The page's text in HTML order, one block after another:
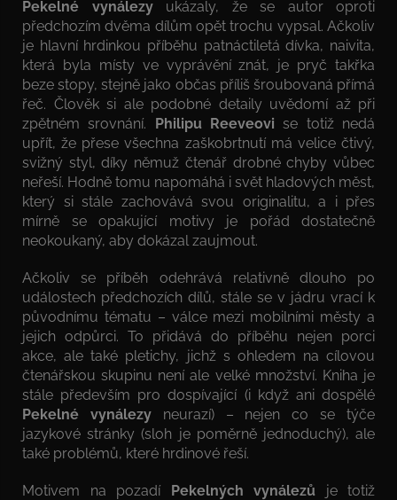
Pekelné vynálezyukázaly, že se autor oproti
předchozím dvěma dílům opět trochu vypsal. Ačkoliv
je hlavní hrdinkou příběhu patnáctiletá dívka, naivita,
která byla místy ve vyprávění znát, je pryč takřka
beze stopy, stejně jako občas příliš šroubovaná přímá
řeč. Člověk si ale podobné detaily uvědomí až při
zpětném srovnání. Philipu Reeveovi se totiž nedá
upřít, že přese všechna zaškobrtnutí má velice čtivý,
svižný styl, díky němuž čtenář drobné chyby vůbec
neřeší. Hodně tomu napomáhá i svět hladových měst,
který si stále zachovává svou originalitu, a i přes
mírně se opakující motivy je pořád dostatečně
neokoukaný, aby dokázal zaujmout.
Ačkoliv se příběh odehrává relativně dlouho po
událostech předchozích dílů, stále se v jádru vrací k
původnímu tématu – válce mezi mobilními městy a
jejich odpůrci. To přidává do příběhu nejen porci
akce, ale také pletichy, jichž s ohledem na cílovou
čtenářskou skupinu není ale velké množství. Kniha je
stále především pro dospívající (i když ani dospělé
Pekelné vynálezyneurazí) – nejen co se týče
jazykové stránky (sloh je poměrně jednoduchý), ale
také problémů, které hrdinové řeší.
Motivem na pozadí Pekelných vynálezů je totiž